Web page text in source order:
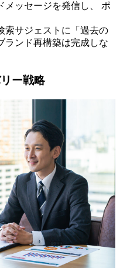
メッセージを発信し、 ポ
索サジェストに「過去の
ランド再構築は完成しな
ー戦略